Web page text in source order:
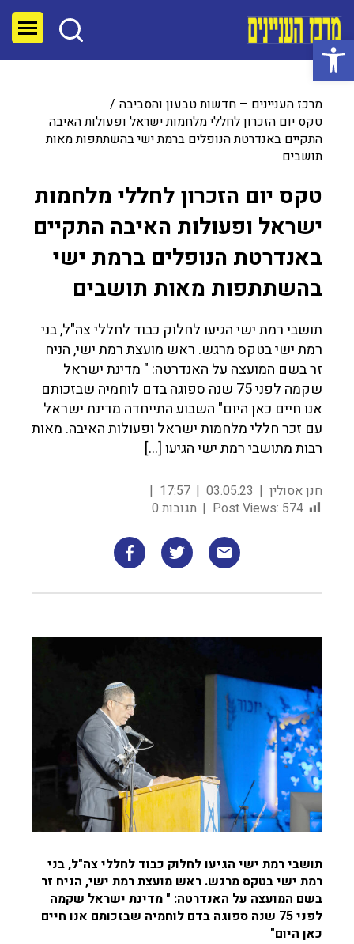
פתח סרגל נגישות
מרכז העניינים – חדשות טבעון והסביבה
טקס יום הזכרון לחללי מלחמות ישראל ופעולות האיבה
התקיים באנדרטת הנופלים ברמת ישי בהשתתפות מאות
תושבים
טקס יום הזכרון לחללי מלחמות
ישראל ופעולות האיבה התקיים
באנדרטת הנופלים ברמת ישי
בהשתתפות מאות תושבים
תושבי רמת ישי הגיעו לחלוק כבוד לחללי צה"ל, בני
רמת ישי בטקס מרגש. ראש מועצת רמת ישי, הניח
זר בשם המועצה על האנדרטה: " מדינת ישראל
שקמה לפני 75 שנה ספוגה בדם לוחמיה שבזכותם
אנו חיים כאן היום" השבוע התייחדה מדינת ישראל
עם זכר חללי מלחמות ישראל ופעולות האיבה. מאות
רבות מתושבי רמת ישי הגיעו […]
חנן אסולין 03.05.23
17:57
Post Views: 574 תגובות 0
תושבי רמת ישי הגיעו לחלוק כבוד לחללי צה"ל, בני
רמת ישי בטקס מרגש. ראש מועצת רמת ישי, הניח זר
בשם המועצה על האנדרטה: " מדינת ישראל שקמה
לפני 75 שנה ספוגה בדם לוחמיה שבזכותם אנו חיים
כאן היום"